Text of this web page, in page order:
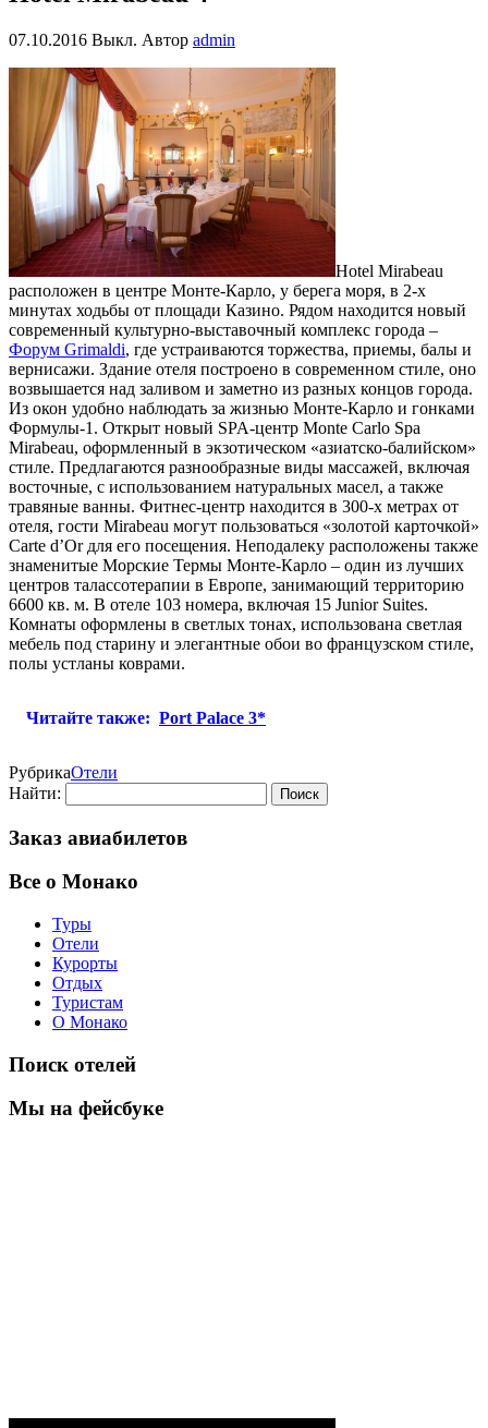
07.10.2016 Выкл. Автор admin
Hotel Mirabeau
расположен в центре Монте-Карло, у берега моря, в 2-х
минутах ходьбы от площади Казино. Рядом находится новый
современный культурно-выставочный комплекс города –
Форум Grimaldi, где устраиваются торжества, приемы, балы и
вернисажи. Здание отеля построено в современном стиле, оно
возвышается над заливом и заметно из разных концов города.
Из окон удобно наблюдать за жизнью Монте-Карло и гонками
Формулы-1. Открыт новый SPA-центр Monte Carlo Spa
Mirabeau, оформленный в экзотическом «азиатско-балийском»
стиле. Предлагаются разнообразные виды массажей, включая
восточные, с использованием натуральных масел, а также
травяные ванны. Фитнес-центр находится в 300-х метрах от
отеля, гости Mirabeau могут пользоваться «золотой карточкой»
Carte d’Or для его посещения. Неподалеку расположены также
знаменитые Морские Термы Монте-Карло – один из лучших
центров талассотерапии в Европе, занимающий территорию
6600 кв. м. В отеле 103 номера, включая 15 Junior Suites.
Комнаты оформлены в светлых тонах, использована светлая
мебель под старину и элегантные обои во французском стиле,
полы устланы коврами.
Читайте также: Port Palace 3*
РубрикаОтели
Найти:
Заказ авиабилетов
Все о Монако
Туры
Отели
Курорты
Отдых
Туристам
О Монако
Поиск отелей
Мы на фейсбуке